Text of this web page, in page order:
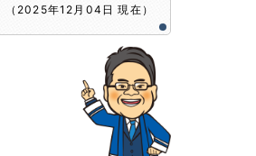
（2025年12月04日 現在）